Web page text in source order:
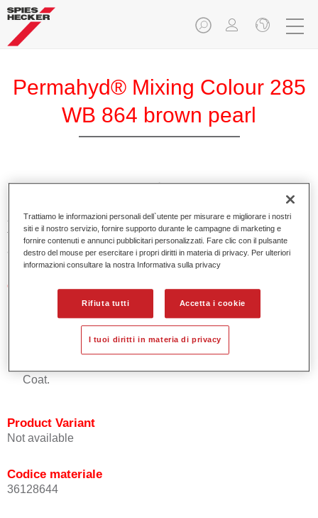
Permahyd® Mixing Colour 285
WB 864 brown pearl
Permahyd Mixing Colour 285 è adatto per un uso con
Permahyd Pearl Base Coat 285, un sistema di base opaca
all’acqua di alta qualità. È basata su una speciale
tecnologia di dispersione poliuretanica per vernici pastello e
ad effetto.
Caratteristiche del prodotto
Applicazione semplice e veloce in 1,5 mani.
Buona verticalità.
Coat.
Product Variant
Not available
Codice materiale
36128644
Trattiamo le informazioni personali dell`utente per misurare e migliorare i nostri
siti e il nostro servizio, fornire supporto durante le campagne di marketing e
fornire contenuti e annunci pubblicitari personalizzati. Fare clic con il pulsante
destro del mouse per esercitare i propri diritti in materia di privacy. Per ulteriori
informazioni consultare la nostra Informativa sulla privacy
Rifiuta tutti Accetta i cookie
I tuoi diritti in materia di privacy